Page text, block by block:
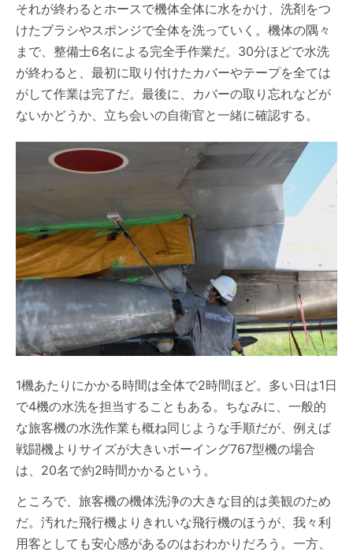
それが終わるとホースで機体全体に水をかけ、洗剤をつ
けたブラシやスポンジで全体を洗っていく。機体の隅々
まで、整備士6名による完全手作業だ。30分ほどで水洗
が終わると、最初に取り付けたカバーやテープを全ては
がして作業は完了だ。最後に、カバーの取り忘れなどが
ないかどうか、立ち会いの自衛官と一緒に確認する。
1機あたりにかかる時間は全体で2時間ほど。多い日は1日
で4機の水洗を担当することもある。ちなみに、一般的
な旅客機の水洗作業も概ね同じような手順だが、例えば
戦闘機よりサイズが大きいボーイング767型機の場合
は、20名で約2時間かかるという。
ところで、旅客機の機体洗浄の大きな目的は美観のため
だ。汚れた飛行機よりきれいな飛行機のほうが、我々利
用客としても安心感があるのはおわかりだろう。一方、